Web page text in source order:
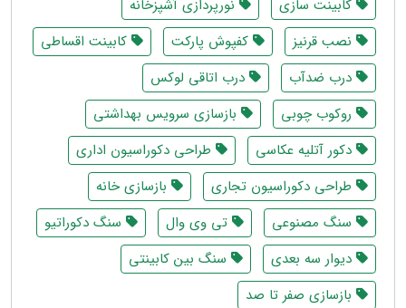
کابینت سازی
نورپردازی آشپزخانه
نصب قرنیز
کفپوش پارکت
کابینت اقساطی
درب ضدآب
درب اتاقی لوکس
روکوب چوبی
بازسازی سرویس بهداشتی
دکور آتلیه عکاسی
طراحی دکوراسیون اداری
طراحی دکوراسیون تجاری
بازسازی خانه
سنگ مصنوعی
تی وی وال
سنگ دکوراتیو
دیوار سه بعدی
سنگ بین کابینتی
بازسازی صفر تا صد